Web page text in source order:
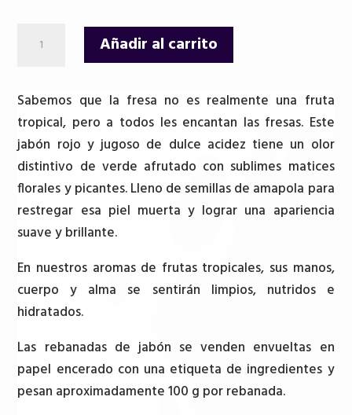
paraiso
-
Fresa
cantidad
Añadir al carrito
Sabemos que la fresa no es realmente una fruta
tropical, pero a todos les encantan las fresas. Este
jabón rojo y jugoso de dulce acidez tiene un olor
distintivo de verde afrutado con sublimes matices
florales y picantes. Lleno de semillas de amapola para
restregar esa piel muerta y lograr una apariencia
suave y brillante.
En nuestros aromas de frutas tropicales, sus manos,
cuerpo y alma se sentirán limpios, nutridos e
hidratados.
Las rebanadas de jabón se venden envueltas en
papel encerado con una etiqueta de ingredientes y
pesan aproximadamente 100 g por rebanada.